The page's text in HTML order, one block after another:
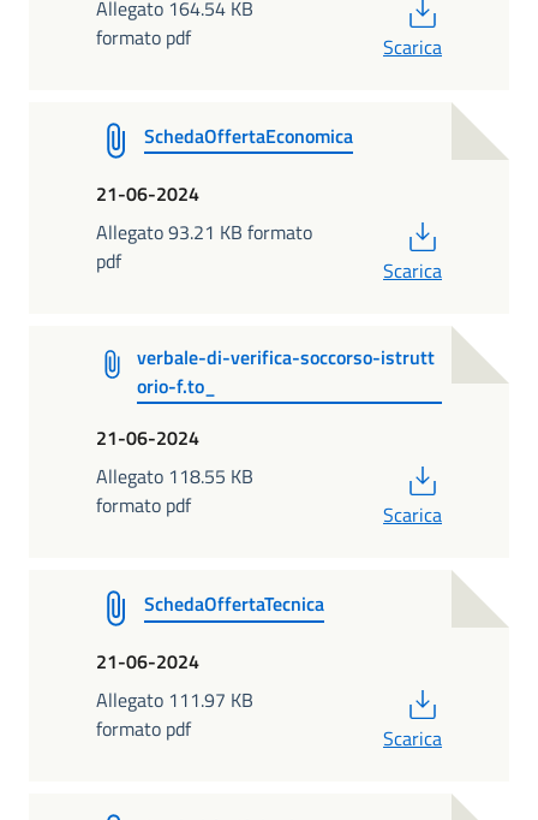
Allegato 164.54 KB
formato pdf
Scarica
SchedaOffertaEconomica
21-06-2024
Allegato 93.21 KB formato
pdf
Scarica
verbale-di-verifica-soccorso-istrutt
orio-f.to_
21-06-2024
Allegato 118.55 KB
formato pdf
Scarica
SchedaOffertaTecnica
21-06-2024
Allegato 111.97 KB
formato pdf
Scarica